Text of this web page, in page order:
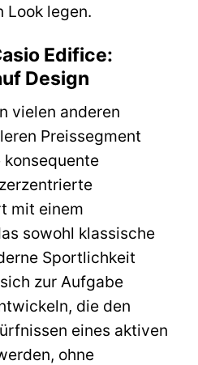
Look legen.
Edifice:
Design
vielen anderen
Preissegment
mit einem
sowohl klassische
Sportlichkeit
zur Aufgabe
die den
eines aktiven
ohne